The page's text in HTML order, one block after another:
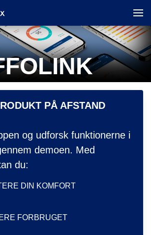
PÅ AFSTAND
og udforsk funktionerne i
demoen. Med
du:
DIN KOMFORT
FORBRUGET